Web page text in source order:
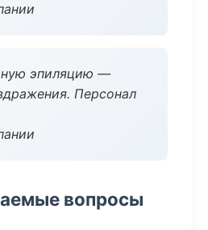
эпиляцию —
Персонал
вопросы